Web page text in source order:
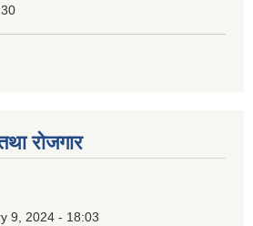
रोजगार
9, 2024 - 18:03